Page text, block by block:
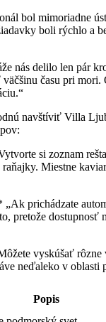
bol mimoriadne
boli rýchlo a
nás delilo len pár
času pri mori.
navštíviť Villa
si zoznam
Miestne
prichádzate
pretože dostupnosť
vyskúšať rôzne
neďaleko v oblasti
Popis